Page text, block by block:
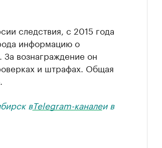
следствия, с 2015 года
информацию о
вознаграждение он
и штрафах. Общая
вTelegram-каналеи в